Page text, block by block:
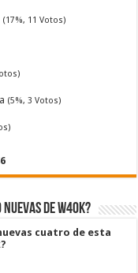
(17%, 11 Votos)
(5%, 3 Votos)
de W40k?
cuatro de esta